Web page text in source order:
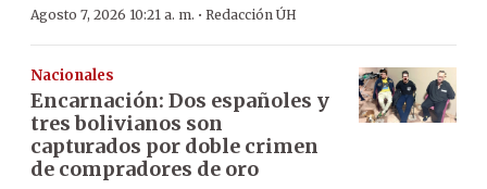
Agosto 7, 2026 10:21 a. m. · Redacción ÚH
Nacionales
Encarnación: Dos españoles y
tres bolivianos son
capturados por doble crimen
de compradores de oro